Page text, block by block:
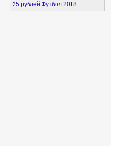
25 рублей Футбол 2018